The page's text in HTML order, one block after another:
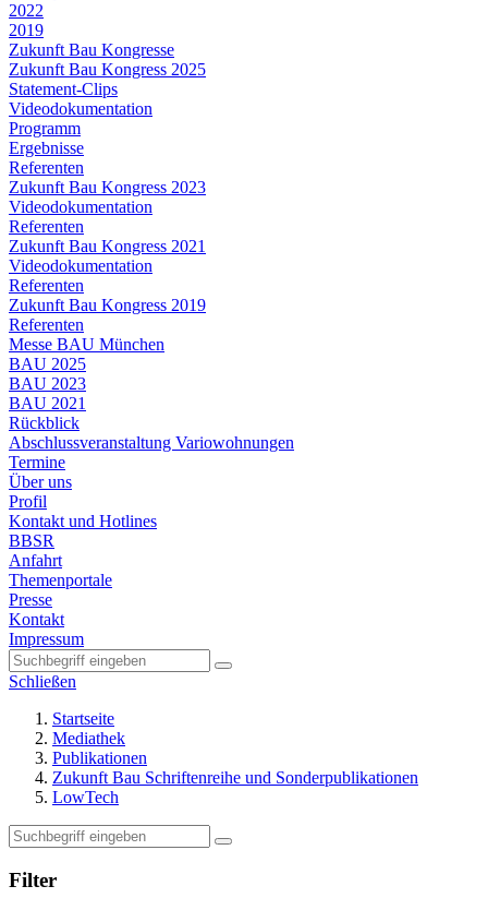
2022
2019
Zukunft Bau Kongresse
Zukunft Bau Kongress 2025
Statement-Clips
Videodokumentation
Programm
Ergebnisse
Referenten
Zukunft Bau Kongress 2023
Videodokumentation
Referenten
Zukunft Bau Kongress 2021
Videodokumentation
Referenten
Zukunft Bau Kongress 2019
Referenten
Messe BAU München
BAU 2025
BAU 2023
BAU 2021
Rückblick
Abschlussveranstaltung Variowohnungen
Termine
Über uns
Profil
Kontakt und Hotlines
BBSR
Anfahrt
Themenportale
Presse
Kontakt
Impressum
Schließen
Startseite
Mediathek
Publikationen
Zukunft Bau Schriftenreihe und Sonderpublikationen
LowTech
Filter